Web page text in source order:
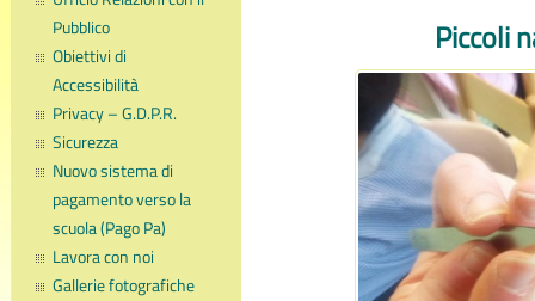
Pubblico
Obiettivi di
Accessibilità
Privacy – G.D.P.R.
Sicurezza
Nuovo sistema di
pagamento verso la
scuola (Pago Pa)
Lavora con noi
Gallerie fotografiche
Piccoli